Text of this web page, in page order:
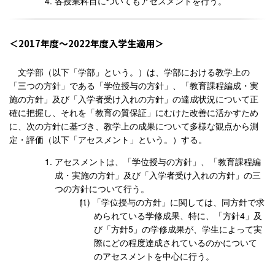
2017年度〜2022年度入学生適用
文学部（以下「学部」という。）は、学部における教学上の
「三つの方針」である「学位授与の方針」、「教育課程編成・実
施の方針」及び「入学者受け入れの方針」の達成状況について正
確に把握し、それを「教育の質保証」にむけた改善に活かすため
に、次の方針に基づき、教学上の成果について多様な観点から測
定・評価（以下「アセスメント」という。）する。
アセスメントは、「学位授与の方針」、「教育課程編
成・実施の方針」及び「入学者受け入れの方針」の三
つの方針について行う。
「学位授与の方針」に関しては、同方針で求
められている学修成果、特に、「方針4」及
び「方針5」の学修成果が、学生によって実
際にどの程度達成されているのかについて
のアセスメントを中心に行う。